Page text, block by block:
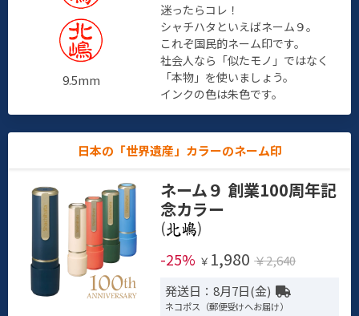
9.5mm
迷ったらコレ！
シャチハタといえばネーム９。
これぞ国民的ネーム印です。
社会人なら「似たモノ」ではなく
「本物」を使いましょう。
インクの色は朱色です。
日本の「世界遺産」カラーのネーム印
ネーム９ 創業100周年記
念カラー
(
)
-25% ￥ 1,980 ￥2,640
発送日：8月7日(金)
ネコポス（郵便受けへお届け）